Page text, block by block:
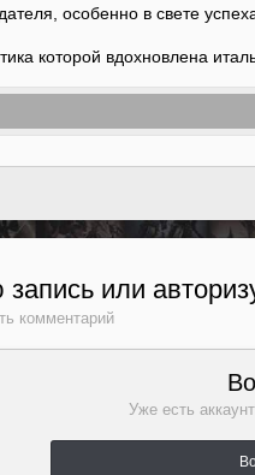
особенно в свете
которой вдохновлена
или
комментарий
Уже есть